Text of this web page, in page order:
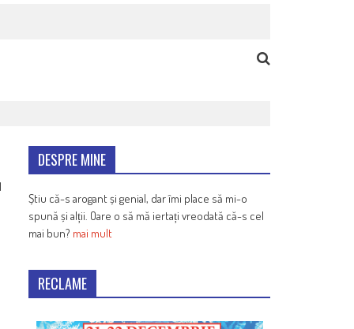
DESPRE MINE
Știu că-s arogant și genial, dar îmi place să mi-o
spună și alții. Oare o să mă iertați vreodată că-s cel
mai bun? mai mult
RECLAME